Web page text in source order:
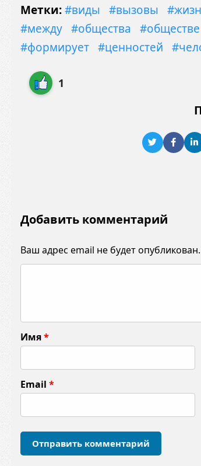
Метки:#виды #вызовы
#между #общества #обществе
#формирует #ценностей
1
Добавить комментарий
Ваш адрес email не будет опубликован.
м
е
т
а
р
и
Имя*
Email *